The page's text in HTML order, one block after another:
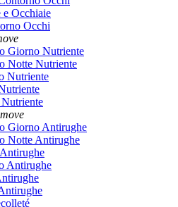
Occhiaie
Occhi
Giorno Nutriente
Notte Nutriente
Nutriente
Giorno Antirughe
Notte Antirughe
Antirughe